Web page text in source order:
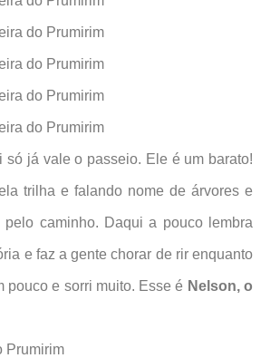
só já vale o passeio. Ele é um barato!
trilha e falando nome de árvores e
pelo caminho. Daqui a pouco lembra
e faz a gente chorar de rir enquanto
pouco e sorri muito. Esse é Nelson, o